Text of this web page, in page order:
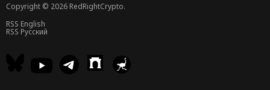
Copyright © 2026 RedRightCrypto.
RSS English
RSS Русский